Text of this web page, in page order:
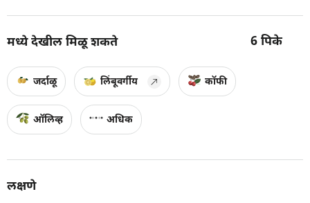
मध्ये देखील मिळू शकते 6 पिके
जर्दाळू लिंबूवर्गीय कॉफी
ऑलिव्ह अधिक
लक्षणे